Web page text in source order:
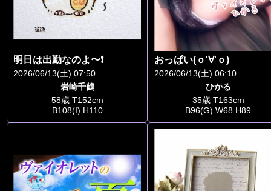
明日は出勤なのよ〜❗
2026/06/13(土) 07:50
岩崎千鶴
58歳 T152cm
B108(I) H110
おっぱい(ｏ'∀'ｏ)
2026/06/13(土) 06:10
ひかる
35歳 T163cm
B96(G) W68 H89